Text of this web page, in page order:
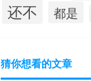
还不 都是
猜你想看的文章